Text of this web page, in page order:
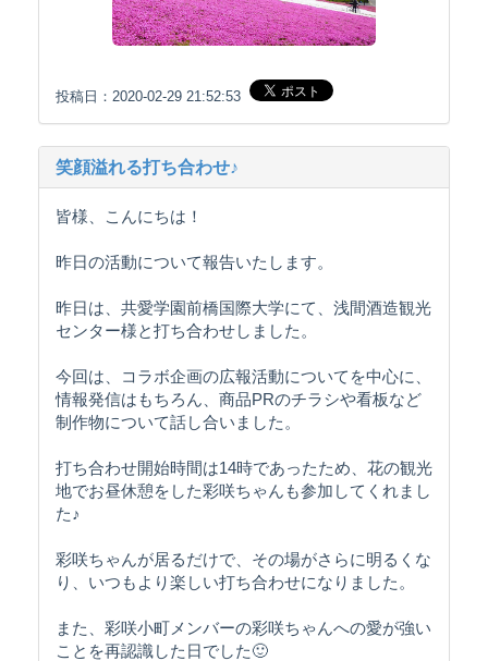
投稿日：2020-02-29 21:52:53
笑顔溢れる打ち合わせ♪
皆様、こんにちは！
昨日の活動について報告いたします。
昨日は、共愛学園前橋国際大学にて、浅間酒造観光
センター様と打ち合わせしました。
今回は、コラボ企画の広報活動についてを中心に、
情報発信はもちろん、商品PRのチラシや看板など
制作物について話し合いました。
打ち合わせ開始時間は14時であったため、花の観光
地でお昼休憩をした彩咲ちゃんも参加してくれまし
た♪
彩咲ちゃんが居るだけで、その場がさらに明るくな
り、いつもより楽しい打ち合わせになりました。
また、彩咲小町メンバーの彩咲ちゃんへの愛が強い
ことを再認識した日でした🙂